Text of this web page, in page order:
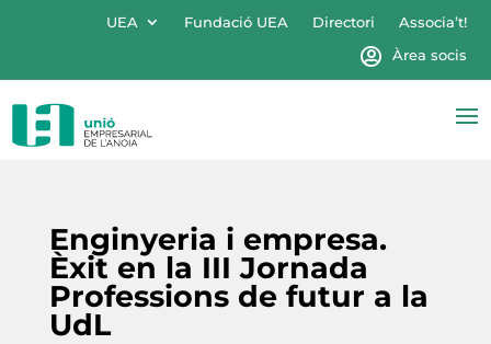
UEA Fundació UEA Directori
Associa’t!
Àrea socis
Enginyeria i empresa.
Èxit en la III Jornada
Professions de futur a la
UdL